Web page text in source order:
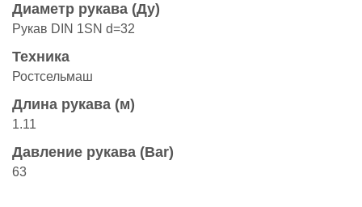
Диаметр рукава (Ду)
Рукав DIN 1SN d=32
Техника
Ростсельмаш
Длина рукава (м)
1.11
Давление рукава (Bar)
63